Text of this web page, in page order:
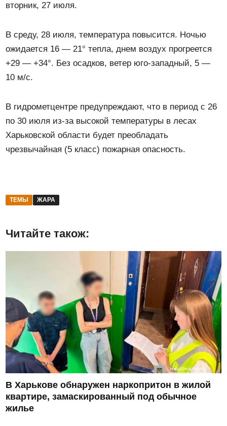
вторник, 27 июля.
В среду, 28 июля, температура повысится. Ночью
ожидается 16 — 21° тепла, днем воздух прогреется
+29 — +34°. Без осадков, ветер юго-западный, 5 —
10 м/с.
В гидрометцентре предупреждают, что в период с 26
по 30 июля из-за высокой температуры в лесах
Харьковской области будет преобладать
чрезвычайная (5 класс) пожарная опасность.
ТЕМЫ ЖАРА
Читайте також:
В Харькове обнаружен наркопритон в жилой
квартире, замаскированный под обычное
жилье